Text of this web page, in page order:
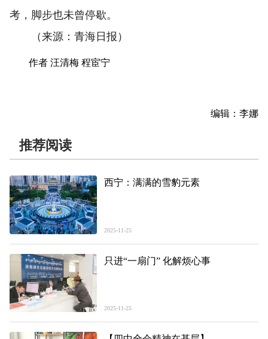
考，脚步也未曾停歇。
（来源：青海日报）
作者 汪清梅 程宦宁
编辑：李娜
推荐阅读
西宁：满满的雪豹元素
2025-11-25
只进“一扇门” 化解烦心事
2025-11-25